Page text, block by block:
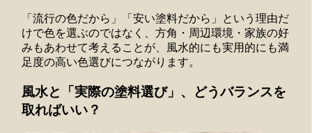
「流行の色だから」「安い塗料だから」という理由だ
けで色を選ぶのではなく、方角・周辺環境・家族の好
みもあわせて考えることが、風水的にも実用的にも満
足度の高い色選びにつながります。
風水と「実際の塗料選び」、どうバランスを
取ればいい？